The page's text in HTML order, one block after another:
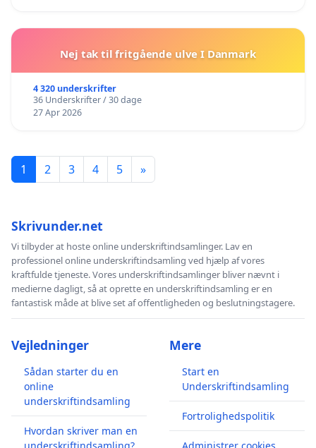
Nej tak til fritgående ulve I Danmark
4 320 underskrifter
36 Underskrifter / 30 dage
27 Apr 2026
1 2 3 4 5 »
Skrivunder.net
Vi tilbyder at hoste online underskriftindsamlinger. Lav en
professionel online underskriftindsamling ved hjælp af vores
kraftfulde tjeneste. Vores underskriftindsamlinger bliver nævnt i
medierne dagligt, så at oprette en underskriftindsamling er en
fantastisk måde at blive set af offentligheden og beslutningstagere.
Vejledninger
Sådan starter du en
online
underskriftindsamling
Hvordan skriver man en
Mere
Start en
Underskriftindsamling
Fortrolighedspolitik